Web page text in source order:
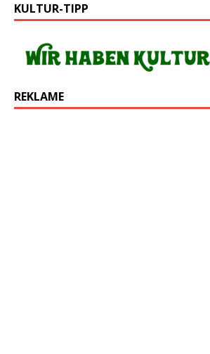
KULTUR-TIPP
REKLAME